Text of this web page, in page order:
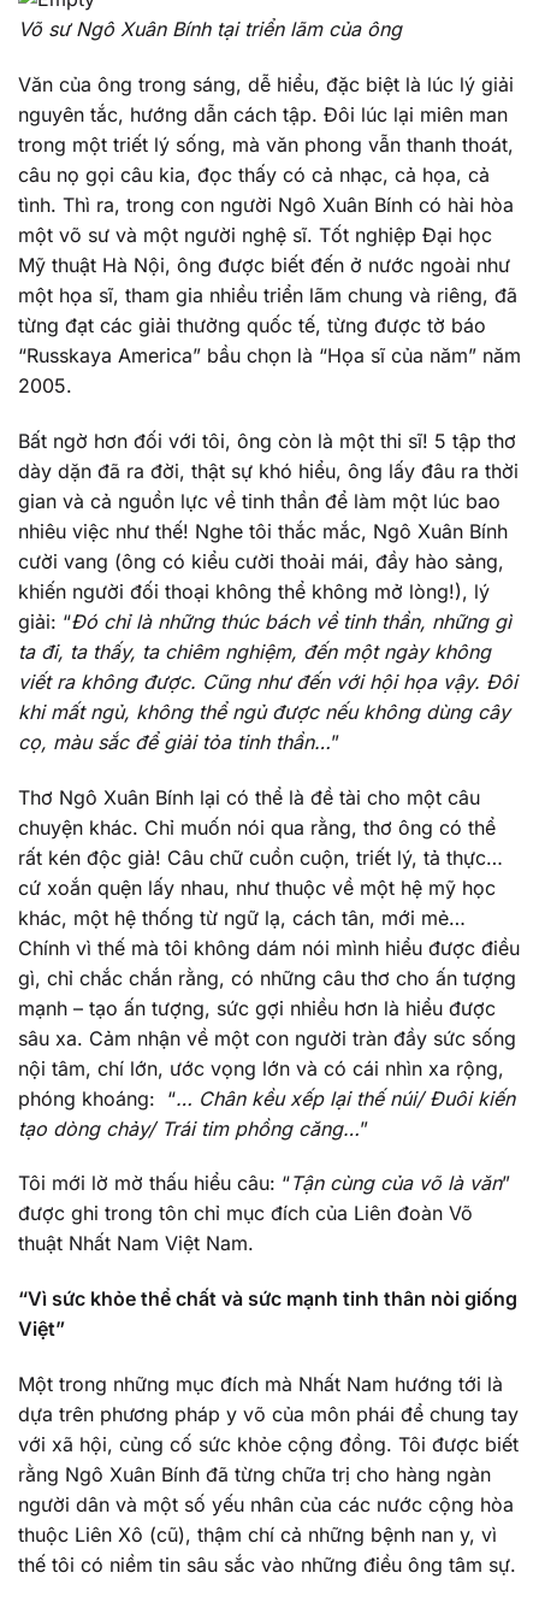
Võ sư Ngô Xuân Bính tại triển lãm của ông
Văn của ông trong sáng, dễ hiểu, đặc biệt là lúc lý giải
nguyên tắc, hướng dẫn cách tập. Đôi lúc lại miên man
trong một triết lý sống, mà văn phong vẫn thanh thoát,
câu nọ gọi câu kia, đọc thấy có cả nhạc, cả họa, cả
tình. Thì ra, trong con người Ngô Xuân Bính có hài hòa
một võ sư và một người nghệ sĩ. Tốt nghiệp Đại học
Mỹ thuật Hà Nội, ông được biết đến ở nước ngoài như
một họa sĩ, tham gia nhiều triển lãm chung và riêng, đã
từng đạt các giải thưởng quốc tế, từng được tờ báo
“Russkaya America” bầu chọn là “Họa sĩ của năm” năm
2005.
Bất ngờ hơn đối với tôi, ông còn là một thi sĩ! 5 tập thơ
dày dặn đã ra đời, thật sự khó hiểu, ông lấy đâu ra thời
gian và cả nguồn lực về tinh thần để làm một lúc bao
nhiêu việc như thế! Nghe tôi thắc mắc, Ngô Xuân Bính
cười vang (ông có kiểu cười thoải mái, đầy hào sảng,
khiến người đối thoại không thể không mở lòng!), lý
giải: “Đó chỉ là những thúc bách về tinh thần, những gì
ta đi, ta thấy, ta chiêm nghiệm, đến một ngày không
viết ra không được. Cũng như đến với hội họa vậy. Đôi
khi mất ngủ, không thể ngủ được nếu không dùng cây
cọ, màu sắc để giải tỏa tinh thần…”
Thơ Ngô Xuân Bính lại có thể là đề tài cho một câu
chuyện khác. Chỉ muốn nói qua rằng, thơ ông có thể
rất kén độc giả! Câu chữ cuồn cuộn, triết lý, tả thực…
cứ xoắn quện lấy nhau, như thuộc về một hệ mỹ học
khác, một hệ thống từ ngữ lạ, cách tân, mới mẻ…
Chính vì thế mà tôi không dám nói mình hiểu được điều
gì, chỉ chắc chắn rằng, có những câu thơ cho ấn tượng
mạnh – tạo ấn tượng, sức gợi nhiều hơn là hiểu được
sâu xa. Cảm nhận về một con người tràn đầy sức sống
nội tâm, chí lớn, ước vọng lớn và có cái nhìn xa rộng,
phóng khoáng: “… Chân kều xếp lại thế núi/ Đuôi kiến
tạo dòng chảy/ Trái tim phồng căng…”
Tôi mới lờ mờ thấu hiểu câu: “Tận cùng của võ là văn”
được ghi trong tôn chỉ mục đích của Liên đoàn Võ
thuật Nhất Nam Việt Nam.
“Vì sức khỏe thể chất và sức mạnh tinh thân nòi giống
Việt”
Một trong những mục đích mà Nhất Nam hướng tới là
dựa trên phương pháp y võ của môn phái để chung tay
với xã hội, củng cố sức khỏe cộng đồng. Tôi được biết
rằng Ngô Xuân Bính đã từng chữa trị cho hàng ngàn
người dân và một số yếu nhân của các nước cộng hòa
thuộc Liên Xô (cũ), thậm chí cả những bệnh nan y, vì
thế tôi có niềm tin sâu sắc vào những điều ông tâm sự.